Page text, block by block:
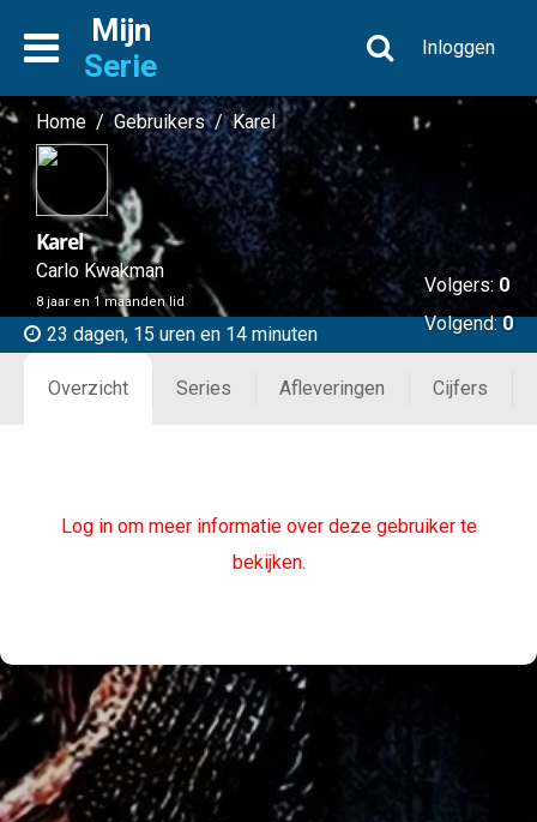
Mijn
Serie
Inloggen
Home /Gebruikers/Karel
Karel
Carlo Kwakman
8 jaar en 1 maanden lid
23 dagen, 15 uren en 14 minuten
Volgers: 0
Volgend:0
Overzicht Series Afleveringen Cijfers
Log in om meer informatie over deze gebruiker te
bekijken.